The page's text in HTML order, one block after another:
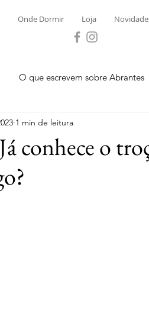
Onde Dormir Loja
O que escrevem sobre Abrantes
Bemposta
S. Facundo e Vale das Mós
conhece o
1 min de leitura